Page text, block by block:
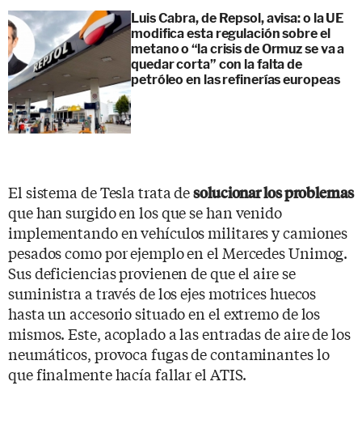
Luis Cabra, de Repsol, avisa: o la UE
modifica esta regulación sobre el
metano o “la crisis de Ormuz se va a
quedar corta” con la falta de
petróleo en las refinerías europeas
El sistema de Tesla trata desolucionar los problemas
que han surgido en los que se han venido
implementando en vehículos militares y camiones
pesados como por ejemplo en el Mercedes Unimog.
Sus deficiencias provienen de que el aire se
suministra a través de los ejes motrices huecos
hasta un accesorio situado en el extremo de los
mismos. Este, acoplado a las entradas de aire de los
neumáticos, provoca fugas de contaminantes lo
que finalmente hacía fallar el ATIS.